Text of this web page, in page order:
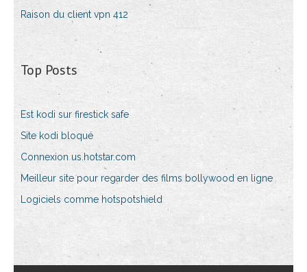
Raison du client vpn 412
Top Posts
Est kodi sur firestick safe
Site kodi bloqué
Connexion us.hotstar.com
Meilleur site pour regarder des films bollywood en ligne
Logiciels comme hotspotshield